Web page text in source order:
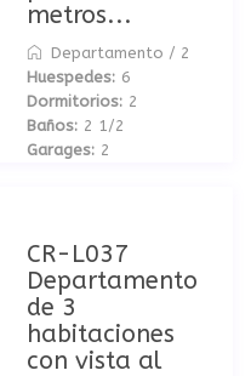
metros...
Departamento / 2
Huespedes: 6
Dormitorios: 2
Baños: 2 1/2
Garages: 2
CR-L037
Departamento
de 3
habitaciones
con vista al